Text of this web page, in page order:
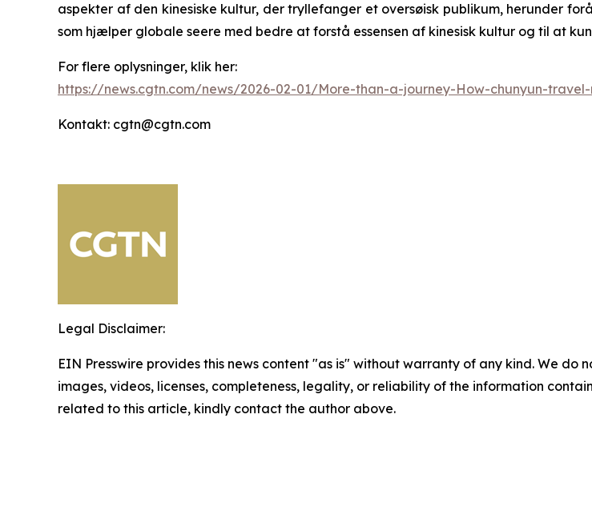
aspekter af den kinesiske kultur, der tryllefanger et oversøisk publikum, herunder
som hjælper globale seere med bedre at forstå essensen af kinesisk kultur og til at
For flere oplysninger, klik her:
https://news.cgtn.com/news/2026-02-01/More-than-a-journey-How-chunyun-
Kontakt: cgtn@cgtn.com
Legal Disclaimer:
EIN Presswire provides this news content "as is" without warranty of any kind. We
images, videos, licenses, completeness, legality, or reliability of the information
related to this article, kindly contact the author above.